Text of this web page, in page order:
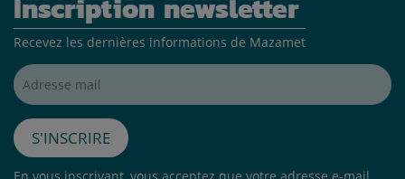
Inscription newsletter
Recevez les dernières informations de Mazamet
Adresse mail*
S'inscrire